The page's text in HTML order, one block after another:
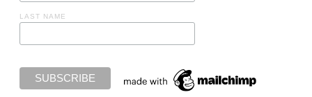
LAST NAME